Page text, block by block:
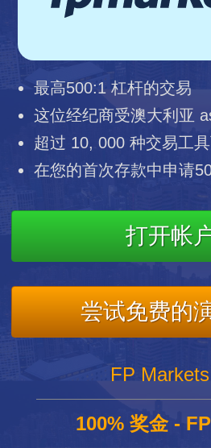
最高500:1 杠杆的交易
这位经纪商受澳大利亚
超过 10, 000 种交易工
在您的首次存款中申请
打开帐
尝试免费的
FP
100% 奖金 -